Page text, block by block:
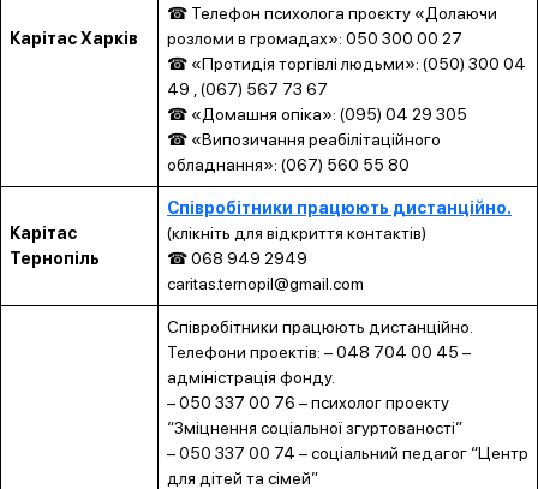
Карітас Харків
☎ Телефон психолога проєкту «Долаючи
розломи в громадах»: 050 300 00 27
☎ «Протидія торгівлі людьми»: (050) 300 04
49 , (067) 567 73 67
☎ «Домашня опіка»: (095) 04 29 305
☎ «Випозичання реабілітаційного
обладнання»: (067) 560 55 80
Карітас
Тернопіль
Співробітники працюють дистанційно.
(клікніть для відкриття контактів)
☎ 068 949 2949
caritas.ternopil@gmail.com
Співробітники працюють дистанційно.
Телефони проектів: – 048 704 00 45 –
адміністрація фонду.
– 050 337 00 76 – психолог проекту
“Зміцнення соціальної згуртованості”
– 050 337 00 74 – соціальний педагог “Центр
для дітей та сімей”